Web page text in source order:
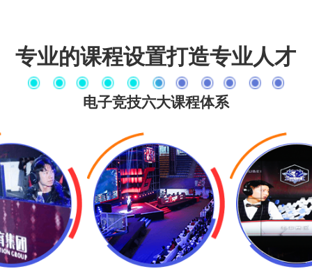
专业的课程设置打造专业人才
电子竞技六大课程体系